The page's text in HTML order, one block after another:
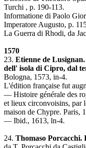
Turchi , p. 190-113.
Informatione di Paolo
Imperatore Augusto, p.
La Guerra di Rhodi, da
1570
23. Etienne de
dell' isola di Cipro, dal
Bologna, 1573, in-4.
L'édition française fut
— Histoire générale des
et lieux circonvoisins, par
maison de Chypre. Paris,
— Ibid., 1613, ln-4.
24. Thomaso Porcacchi.